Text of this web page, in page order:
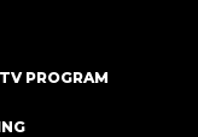
PROGRAM